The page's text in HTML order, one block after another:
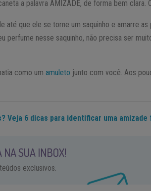
a palavra AMIZADE, de forma bem
até que ele se torne um saquinho e amarre
perfume nesse saquinho, não precisa ser
como umamuleto junto com você. Aos
Veja 6 dicas para identificar uma amizade
NA SUA INBOX!
exclusivos.